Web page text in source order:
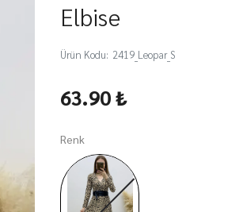
Elbise
Ürün Kodu: 2419_Leopar_S
63.90 ₺
Renk